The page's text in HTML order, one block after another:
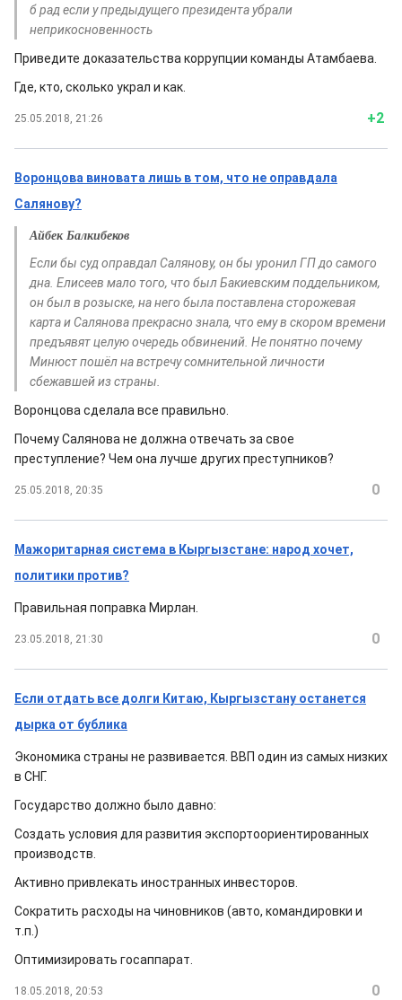
б рад если у предыдущего президента убрали
неприкосновенность
Приведите доказательства коррупции команды Атамбаева.
Где, кто, сколько украл и как.
25.05.2018, 21:26 +2
Воронцова виновата лишь в том, что не оправдала
Салянову?
Айбек Балкибеков
Если бы суд оправдал Салянову, он бы уронил ГП до самого
дна. Елисеев мало того, что был Бакиевским поддельником,
он был в розыске, на него была поставлена сторожевая
карта и Салянова прекрасно знала, что ему в скором времени
предъявят целую очередь обвинений. Не понятно почему
Минюст пошёл на встречу сомнительной личности
сбежавшей из страны.
Воронцова сделала все правильно.
Почему Салянова не должна отвечать за свое
преступление? Чем она лучше других преступников?
25.05.2018, 20:35 0
Мажоритарная система в Кыргызстане: народ хочет,
политики против?
Правильная поправка Мирлан.
23.05.2018, 21:30 0
Если отдать все долги Китаю, Кыргызстану останется
дырка от бублика
Экономика страны не развивается. ВВП один из самых низких
в СНГ.
Государство должно было давно:
Создать условия для развития экспортоориентированных
производств.
Активно привлекать иностранных инвесторов.
Сократить расходы на чиновников (авто, командировки и
т.п.)
Оптимизировать госаппарат.
18.05.2018, 20:53 0